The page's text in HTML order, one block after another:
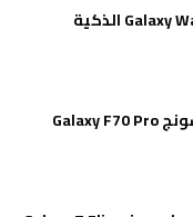
مواصفات هاتف سامسونج Galaxy F70 Pro